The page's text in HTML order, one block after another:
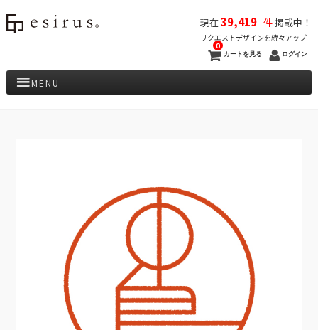
現在39,419 件掲載中！
リクエストデザインを続々アップ
カートを見る
0
ログイン
MENU